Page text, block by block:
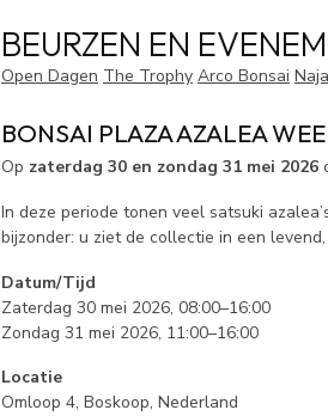
BEURZEN EN
Open Dagen The Trophy Arco Bonsai
BONSAI PLAZA AZALEA
Op zaterdag 30 en zondag 31 mei 2026
In deze periode tonen veel satsuki
bijzonder: u ziet de collectie in een
Datum/Tijd
Zaterdag 30 mei 2026, 08:00–16:00
Zondag 31 mei 2026, 11:00–16:00
Locatie
Omloop 4, Boskoop, Nederland